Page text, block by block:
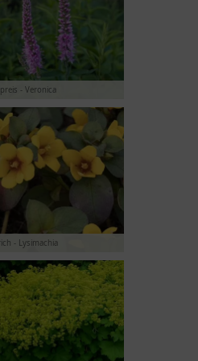
- Veronica
- Lysimachia